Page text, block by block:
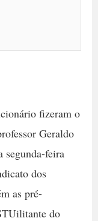
fizeram o
Geraldo
segunda-feira
dos
as pré-
do